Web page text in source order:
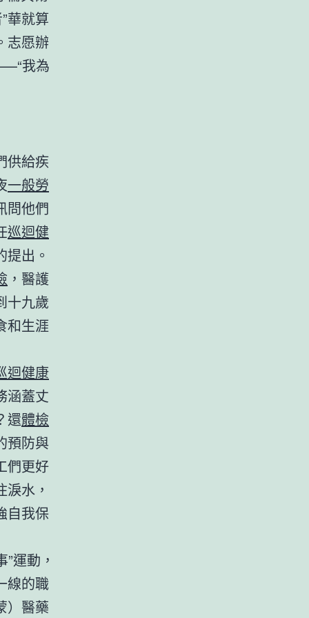
華就算
志愿辦
我為
供給疾
一般勞
問他們
巡迴健
出。
，醫護
十九歲
和生涯
迴健康
涵蓋丈
還體檢
預防與
們更好
水，
自我保
運動，
線的職
）醫藥